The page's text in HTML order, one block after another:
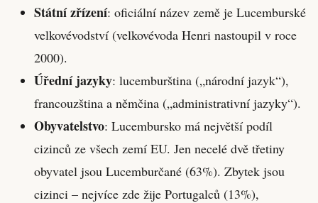
Státní zřízení: oficiální název země je Lucemburské
velkovévodství (velkovévoda Henri nastoupil v roce
2000).
Úřední jazyky: lucemburština („národní jazyk“),
francouzština a němčina („administrativní jazyky“).
Obyvatelstvo: Lucembursko má největší podíl
cizinců ze všech zemí EU. Jen necelé dvě třetiny
obyvatel jsou Lucemburčané (63%). Zbytek jsou
cizinci – nejvíce zde žije Portugalců (13%),